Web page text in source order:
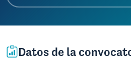
Datos de la